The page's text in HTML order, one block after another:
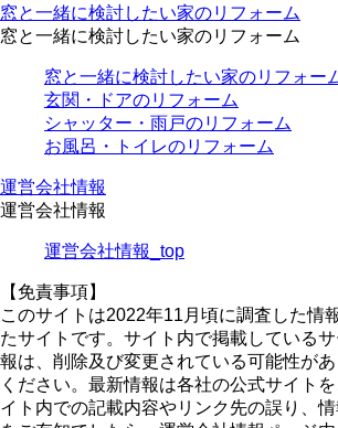
窓と一緒に検討したい家のリフォーム
窓と一緒に検討したい家のリフォーム
窓と一緒に検討したい家のリフォー
玄関・ドアのリフォーム
シャッター・雨戸のリフォーム
お風呂・トイレのリフォーム
運営会社情報
運営会社情報
運営会社情報_top
【免責事項】
このサイトは2022年11月頃に調査した情
たサイトです。サイト内で掲載している
報は、削除及び変更されている可能性が
ください。最新情報は各社の公式サイト
イト内での記載内容やリンク先の誤り、